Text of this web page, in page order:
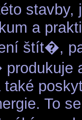
a
štít�,
také
To